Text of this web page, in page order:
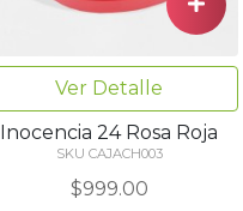
Ver Detalle
Inocencia 24 Rosa Roja
SKU CAJACH003
$999.00